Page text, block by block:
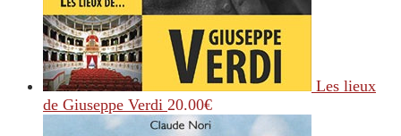
Les lieux
de Giuseppe Verdi 20.00€